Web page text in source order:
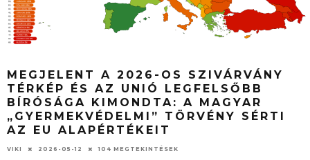
MEGJELENT A 2026-OS SZIVÁRVÁNY
TÉRKÉP ÉS AZ UNIÓ LEGFELSŐBB
BÍRÓSÁGA KIMONDTA: A MAGYAR
„GYERMEKVÉDELMI” TÖRVÉNY SÉRTI
AZ EU ALAPÉRTÉKEIT
VIKI 2026-05-12 104 MEGTEKINTÉSEK